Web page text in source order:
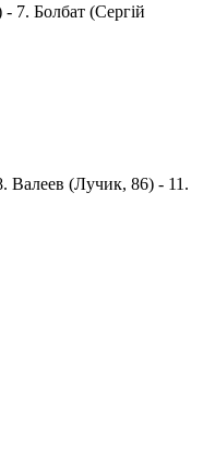
7. Болбат (Сергiй
Валеев (Лучик, 86) - 11.